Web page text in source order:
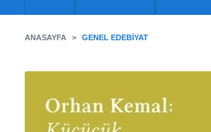
ANASAYFA GENEL EDEBIYAT